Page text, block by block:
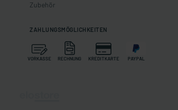
Zubehör
ZAHLUNGSMÖGLICHKEITEN
VORKASSE RECHNUNG KREDITKARTE PAYPAL